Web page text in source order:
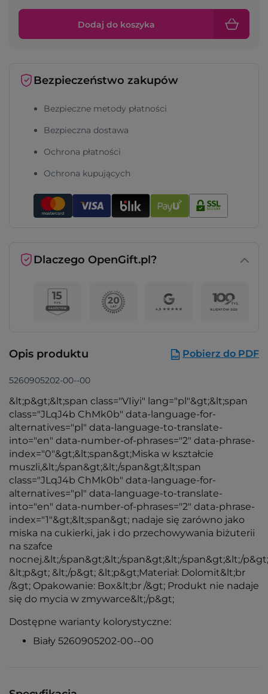
Dodaj do koszyka
Bezpieczeństwo zakupów
Bezpieczne metody płatności
Bezpieczna dostawa
Ochrona płatności
Ochrona kupujących
Dlaczego OpenGift.pl?
Opis produktu Pobierz do PDF
5260905202-00--00
&lt;p&gt;&lt;span class="VIiyi" lang="pl"&gt;&lt;span
class="JLqJ4b ChMk0b" data-language-for-
alternatives="pl" data-language-to-translate-
into="en" data-number-of-phrases="2" data-phrase-
index="0"&gt;&lt;span&gt;Miska w kształcie
muszli,&lt;/span&gt;&lt;/span&gt;&lt;span
class="JLqJ4b ChMk0b" data-language-for-
alternatives="pl" data-language-to-translate-
into="en" data-number-of-phrases="2" data-phrase-
index="1"&gt;&lt;span&gt; nadaje się zarówno jako
miska na cukierki, jak i do przechowywania biżuterii
na szafce
nocnej.&lt;/span&gt;&lt;/span&gt;&lt;/span&gt;&lt;/p&gt;
&lt;p&gt; &lt;/p&gt; &lt;p&gt;Materiał: Dolomit&lt;br
/&gt; Opakowanie: Box&lt;br /&gt; Produkt nie nadaje
się do mycia w zmywarce&lt;/p&gt;
Dostępne warianty kolorystyczne:
Biały 5260905202-00--00